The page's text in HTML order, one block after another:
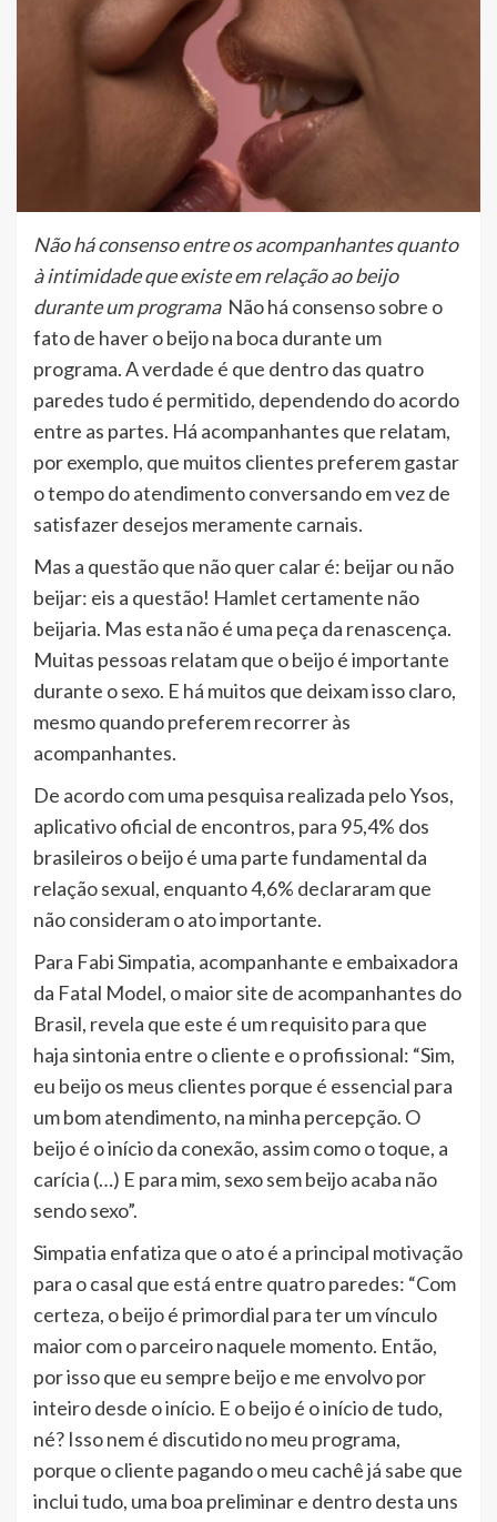
Não há consenso entre os acompanhantes quanto
à intimidade que existe em relação ao beijo
durante um programa Não há consenso sobre o
fato de haver o beijo na boca durante um
programa. A verdade é que dentro das quatro
paredes tudo é permitido, dependendo do acordo
entre as partes. Há acompanhantes que relatam,
por exemplo, que muitos clientes preferem gastar
o tempo do atendimento conversando em vez de
satisfazer desejos meramente carnais.
Mas a questão que não quer calar é: beijar ou não
beijar: eis a questão! Hamlet certamente não
beijaria. Mas esta não é uma peça da renascença.
Muitas pessoas relatam que o beijo é importante
durante o sexo. E há muitos que deixam isso claro,
mesmo quando preferem recorrer às
acompanhantes.
De acordo com uma pesquisa realizada pelo Ysos,
aplicativo oficial de encontros, para 95,4% dos
brasileiros o beijo é uma parte fundamental da
relação sexual, enquanto 4,6% declararam que
não consideram o ato importante.
Para Fabi Simpatia, acompanhante e embaixadora
da Fatal Model, o maior site de acompanhantes do
Brasil, revela que este é um requisito para que
haja sintonia entre o cliente e o profissional: “Sim,
eu beijo os meus clientes porque é essencial para
um bom atendimento, na minha percepção. O
beijo é o início da conexão, assim como o toque, a
carícia (…) E para mim, sexo sem beijo acaba não
sendo sexo”.
Simpatia enfatiza que o ato é a principal motivação
para o casal que está entre quatro paredes: “Com
certeza, o beijo é primordial para ter um vínculo
maior com o parceiro naquele momento. Então,
por isso que eu sempre beijo e me envolvo por
inteiro desde o início. E o beijo é o início de tudo,
né? Isso nem é discutido no meu programa,
porque o cliente pagando o meu cachê já sabe que
inclui tudo, uma boa preliminar e dentro desta uns